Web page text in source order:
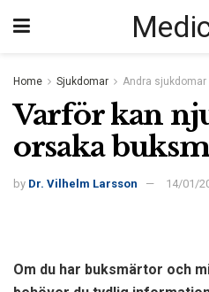
Home Sjukdomar Andra sjukdomar
Varför kan
orsaka
by Dr. Vilhelm Larsson 14/01/
Om du har buksmärtor och